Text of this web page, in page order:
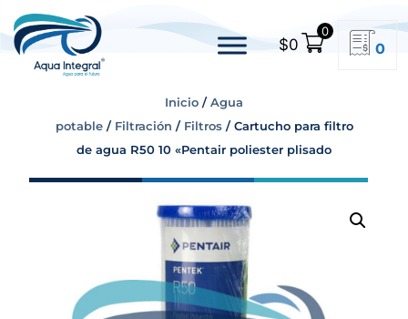
$0
0
0
Inicio /Agua
potable/ Filtración / Filtros/ Cartucho para filtro
de agua R50 10 «Pentair poliester plisado